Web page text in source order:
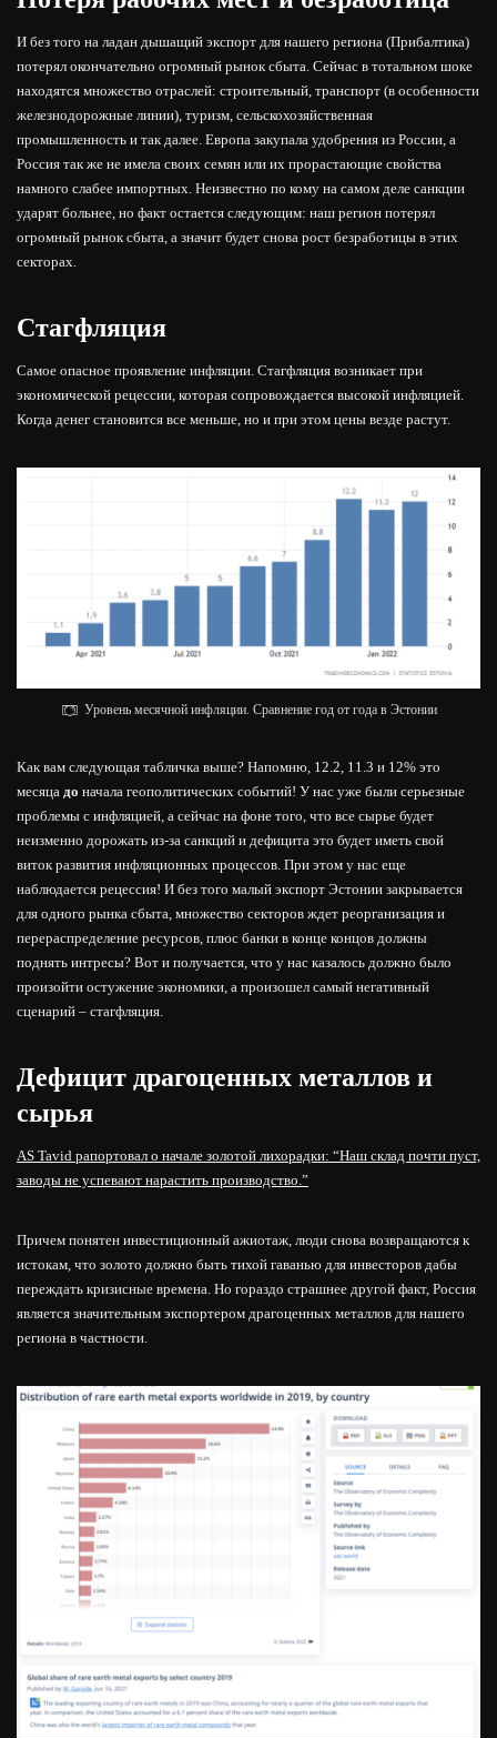
И без того на ладан дышащий экспорт для нашего региона (Прибалтика)
потерял окончательно огромный рынок сбыта. Сейчас в тотальном шоке
находятся множество отраслей: строительный, транспорт (в особенности
железнодорожные линии), туризм, сельскохозяйственная
промышленность и так далее. Европа закупала удобрения из России, а
Россия так же не имела своих семян или их прорастающие свойства
намного слабее импортных. Неизвестно по кому на самом деле санкции
ударят больнее, но факт остается следующим: наш регион потерял
огромный рынок сбыта, а значит будет снова рост безработицы в этих
секторах.
Стагфляция
Самое опасное проявление инфляции. Стагфляция возникает при
экономической рецессии, которая сопровождается высокой инфляцией.
Когда денег становится все меньше, но и при этом цены везде растут.
Уровень месячной инфляции. Сравнение год от года в Эстонии
Как вам следующая табличка выше? Напомню, 12.2, 11.3 и 12% это
месяца до начала геополитических событий! У нас уже были серьезные
проблемы с инфляцией, а сейчас на фоне того, что все сырье будет
неизменно дорожать из-за санкций и дефицита это будет иметь свой
виток развития инфляционных процессов. При этом у нас еще
наблюдается рецессия! И без того малый экспорт Эстонии закрывается
для одного рынка сбыта, множество секторов ждет реорганизация и
перераспределение ресурсов, плюс банки в конце концов должны
поднять интресы? Вот и получается, что у нас казалось должно было
произойти остужение экономики, а произошел самый негативный
сценарий – стагфляция.
Дефицит драгоценных металлов и
сырья
AS Tavid рапортовал о начале золотой лихорадки: “Наш склад почти пуст,
заводы не успевают нарастить производство.”
Причем понятен инвестиционный ажиотаж, люди снова возвращаются к
истокам, что золото должно быть тихой гаванью для инвесторов дабы
переждать кризисные времена. Но гораздо страшнее другой факт, Россия
является значительным экспортером драгоценных металлов для нашего
региона в частности.